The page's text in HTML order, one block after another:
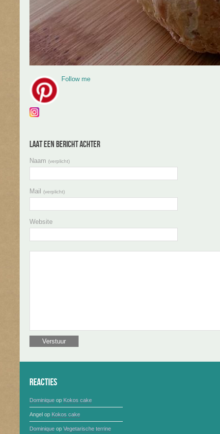
Follow me
Laat een bericht achter
Naam (verplicht)
Mail (verplicht)
Website
Reacties
Dominique op Kokos cake
Angel op Kokos cake
Dominique op Vegetarische terrine